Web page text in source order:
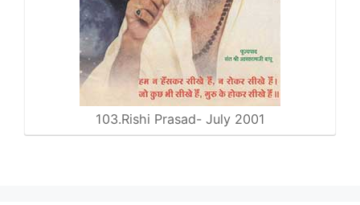
103.Rishi Prasad- July 2001